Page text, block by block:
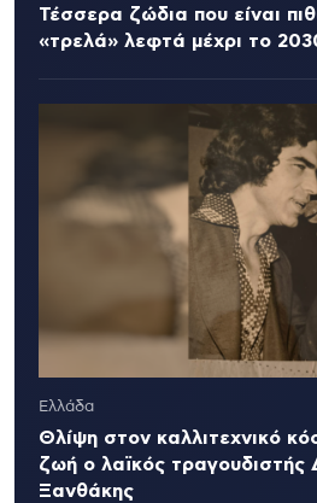
Τέσσερα ζώδια που είναι
«τρελά» λεφτά μέχρι το
Ελλάδα
Θλίψη στον καλλιτεχνικό
ζωή ο λαϊκός τραγουδιστής
Ξανθάκης